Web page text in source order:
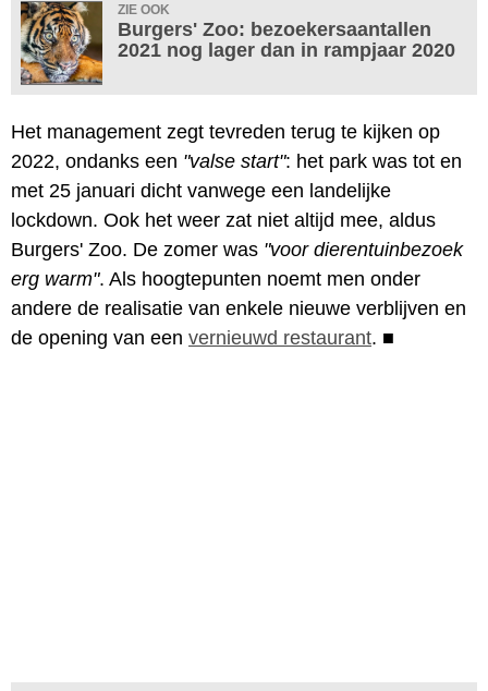
ZIE OOK
Burgers' Zoo: bezoekersaantallen
2021 nog lager dan in rampjaar 2020
Het management zegt tevreden terug te kijken op
2022, ondanks een "valse start": het park was tot en
met 25 januari dicht vanwege een landelijke
lockdown. Ook het weer zat niet altijd mee, aldus
Burgers' Zoo. De zomer was "voor dierentuinbezoek
erg warm". Als hoogtepunten noemt men onder
andere de realisatie van enkele nieuwe verblijven en
de opening van een vernieuwd restaurant. ■